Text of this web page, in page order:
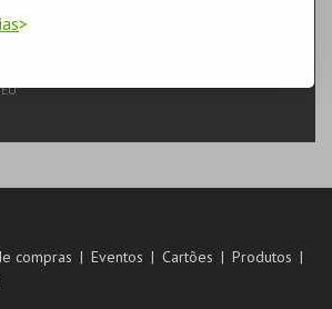
CILT TORRES VEDRAS
& EDUCAÇÃO | MULTIDISCIPLINAR
compras Eventos Cartões
Produtos